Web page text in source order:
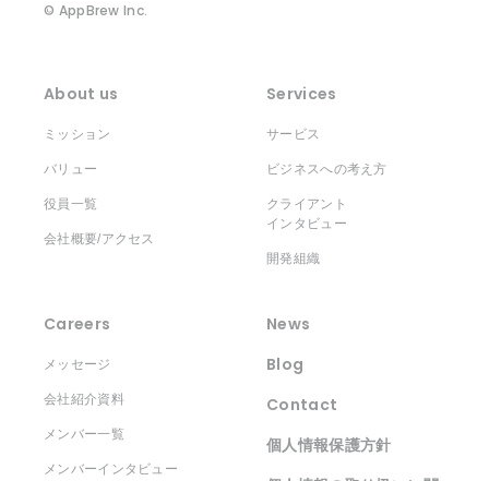
© AppBrew Inc.
About us
ミッション
バリュー
役員一覧
会社概要/アクセス
Services
サービス
ビジネスへの考え方
クライアント
インタビュー
開発組織
Careers
メッセージ
会社紹介資料
メンバー一覧
メンバーインタビュー
News
Blog
Contact
個人情報保護方針